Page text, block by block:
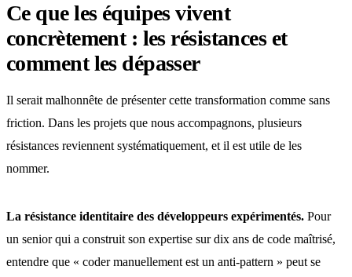
Ce que les équipes vivent
concrètement : les résistances et
comment les dépasser
Il serait malhonnête de présenter cette transformation comme sans
friction. Dans les projets que nous accompagnons, plusieurs
résistances reviennent systématiquement, et il est utile de les
nommer.
La résistance identitaire des développeurs expérimentés. Pour
un senior qui a construit son expertise sur dix ans de code maîtrisé,
entendre que « coder manuellement est un anti-pattern » peut se